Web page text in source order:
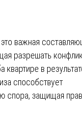
важная
разрешать
в
способствует
спора, защищая